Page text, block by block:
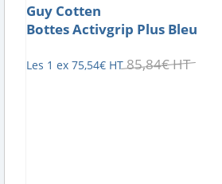
Guy Cotten
Bottes Activgrip Plus Bleu
Les 1 ex 75,54€ HT 85,84€HT